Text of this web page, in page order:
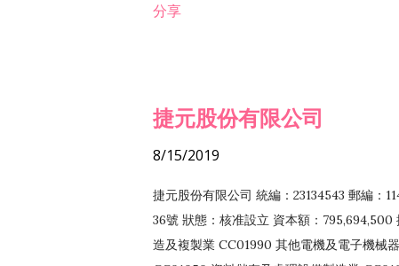
EZ99990 其他工程業 F102170 食品什貨批
分享
捷元股份有限公司
8/15/2019
捷元股份有限公司 統編：23134543 郵編：
36號 狀態：核准設立 資本額：
造及複製業 CC01990 其他電機及電子機械